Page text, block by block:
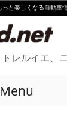
っと楽しくなる自動車
Audi
トレルイエ、